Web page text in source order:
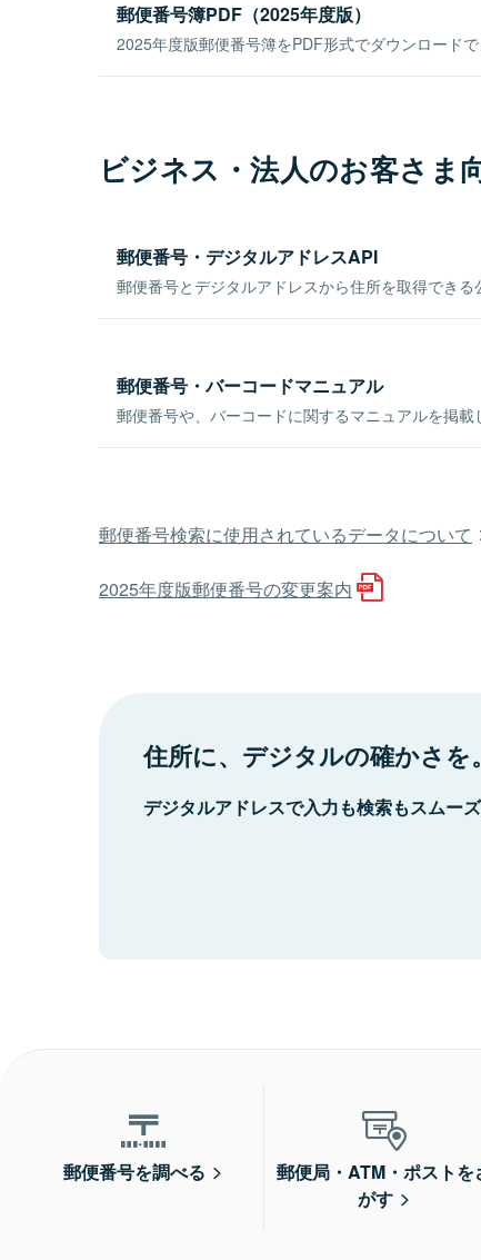
郵便番号簿PDF（2025年度版）
2025年度版郵便番号簿をPDF形式でダウンロードで
ビジネス・法人のお客さま
郵便番号・デジタルアドレスAPI
郵便番号とデジタルアドレスから住所を取得できる
郵便番号・バーコードマニュアル
郵便番号や、バーコードに関するマニュアルを掲載
郵便番号検索に使用されているデータについて
2025年度版郵便番号の変更案内
住所に、デジタルの確かさを。
デジタルアドレスで入力も検索もスムーズ
郵便番号を調べる
郵便局・ATM・ポストを
がす